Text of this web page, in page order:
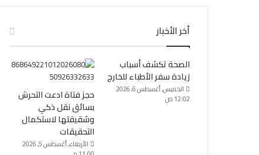
أخر الأخبار
الصحة تكشف أسباب
زيادة سفر الأطباء للخارج
الخميس, أغسطس 6, 2026
12:02 ص
حجز فتاة ادعت التحرش
بسائق نقل ذكي
وشقيقتها لاستكمال
التحقيقات
الأربعاء, أغسطس 5, 2026